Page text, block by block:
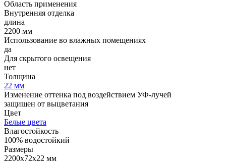
Область применения
Внутренняя отделка
длина
2200 мм
Использование во влажных помещениях
да
Для скрытого освещения
нет
Толщина
22 мм
Изменение оттенка под воздействием УФ-лучей
защищен от выцветания
Цвет
Белые цвета
Влагостойкость
100% водостойкий
Размеры
2200х72х22 мм